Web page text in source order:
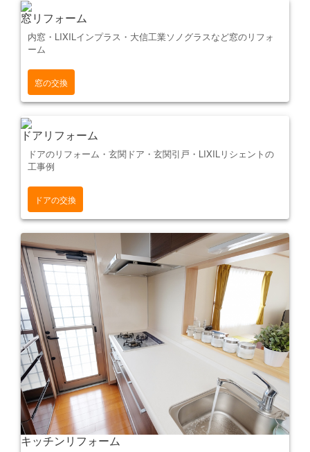
窓リフォーム
内窓・LIXILインプラス・大信工業ソノグラスなど窓のリフォ
ーム
窓の交換
ドアリフォーム
ドアのリフォーム・玄関ドア・玄関引戸・LIXILリシェントの
工事例
ドアの交換
キッチンリフォーム